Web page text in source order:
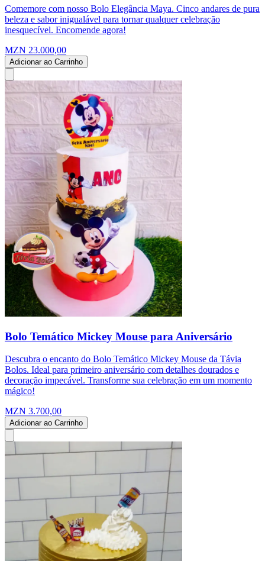
Comemore com nosso Bolo Elegância Maya. Cinco andares de pura
beleza e sabor inigualável para tornar qualquer celebração
inesquecível. Encomende agora!
MZN 23.000,00
Adicionar ao Carrinho
Bolo Temático Mickey Mouse para Aniversário
Descubra o encanto do Bolo Temático Mickey Mouse da Távia
Bolos. Ideal para primeiro aniversário com detalhes dourados e
decoração impecável. Transforme sua celebração em um momento
mágico!
MZN 3.700,00
Adicionar ao Carrinho